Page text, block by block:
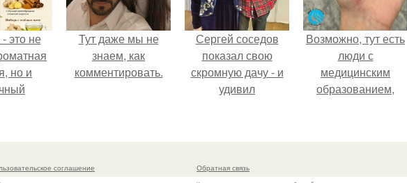
это не
но и
Тут даже мы не
знаем, как
комментировать.
Сергей соседов
показал свою
скромную дачу - и
удивил
Возможно, тут есть
люди с
медицинским
образованием,
соглашение
Обратная связь